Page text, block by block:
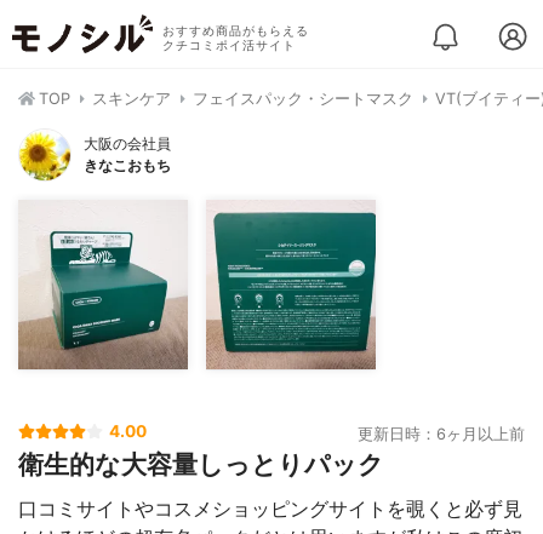
おすすめ商品がもらえる
クチコミポイ活サイト
TOP スキンケア フェイスパック・シートマスク VT(ブイティ
大阪の会社員
きなこおもち
4.00 更新日時：6ヶ月以上前
衛生的な大容量しっとりパック
口コミサイトやコスメショッピングサイトを覗くと必ず見